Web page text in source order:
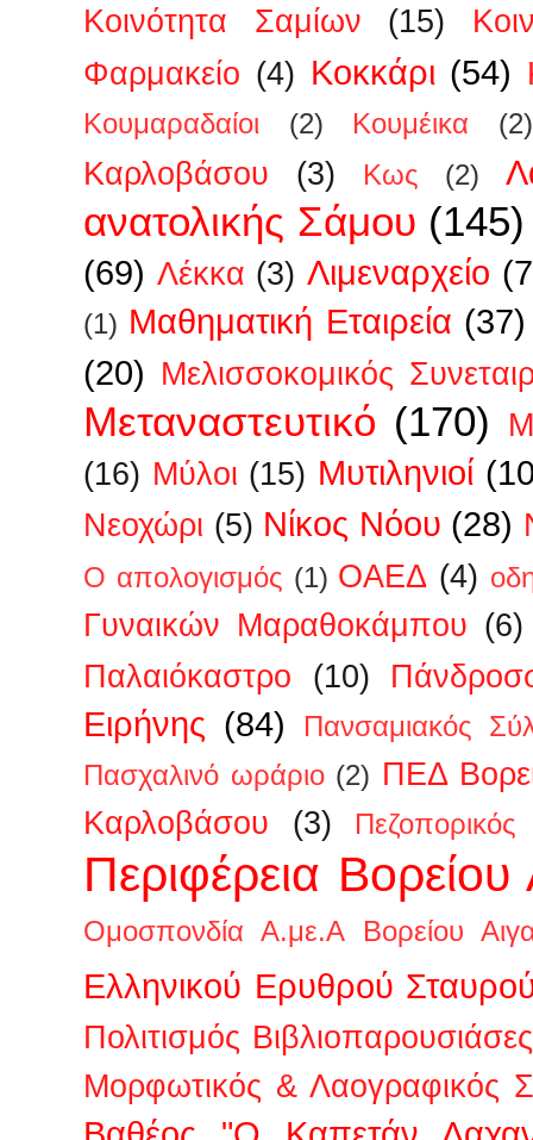
Κοινότητα Σαμίων
(15)
Φαρμακείο (4) Κοκκάρι (54)
Κουμαραδαίοι (2) Κουμέικα (2)
Καρλοβάσου (3) Κως (2)
ανατολικής Σάμου (145)
(69) Λέκκα (3) Λιμεναρχείο
(1) Μαθηματική Εταιρεία (37)
(20) Μελισσοκομικός
Μεταναστευτικό (170)
(16) Μύλοι (15) Μυτιληνιοί
Νεοχώρι (5) Νίκος Νόου (28)
Ο απολογισμός (1) ΟΑΕΔ (4)
Γυναικών Μαραθοκάμπου (6)
Παλαιόκαστρο
(10)
Ειρήνης (84)
Πανσαμιακός
Πασχαλινό ωράριο (2) ΠΕΔ
Καρλοβάσου
(3)
Περιφέρεια Βορείου
Ομοσπονδία Α.με.Α Βορείου
Ελληνικού Ερυθρού
Πολιτισμός Βιβλιοπαρουσιάσες
Μορφωτικός & Λαογραφικός